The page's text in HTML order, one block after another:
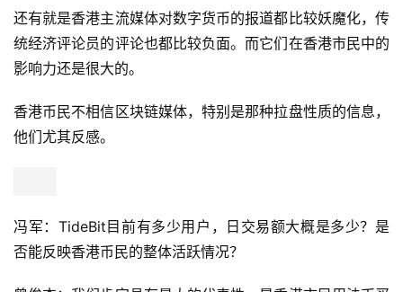
还有就是香港主流媒体对数字货币的报道都比较妖魔化，传
统经济评论员的评论也都比较负面。而它们在香港市民中的
影响力还是很大的。
香港币民不相信区块链媒体，特别是那种拉盘性质的信息，
他们尤其反感。
冯军：TideBit目前有多少用户，日交易额大概是多少？是
否能反映香港币民的整体活跃情况？
曾俊杰：我们肯定具有最大的代表性，是香港市民用法币买